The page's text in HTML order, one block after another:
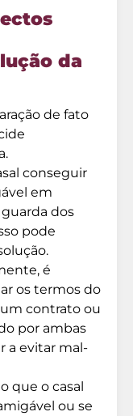
da
de fato
conseguir
em
dos
pode
é
os termos do
contrato ou
por ambas
a evitar mal-
que o casal
ou se